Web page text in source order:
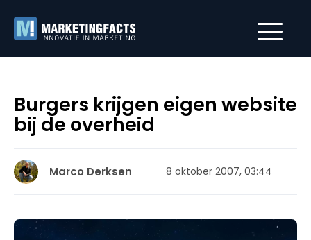
Burgers krijgen eigen website
bij de overheid
Marco Derksen 8 oktober 2007, 03:44